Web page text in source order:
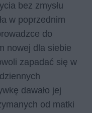
bez zmysłu
w poprzednim
do
nowej dla siebie
zapadać się w
dawało jej
od matki